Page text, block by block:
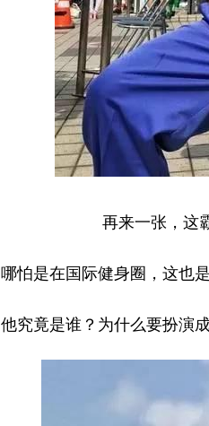
再来一张，这
哪怕是在国际健身圈，这也
他究竟是谁？为什么要扮演